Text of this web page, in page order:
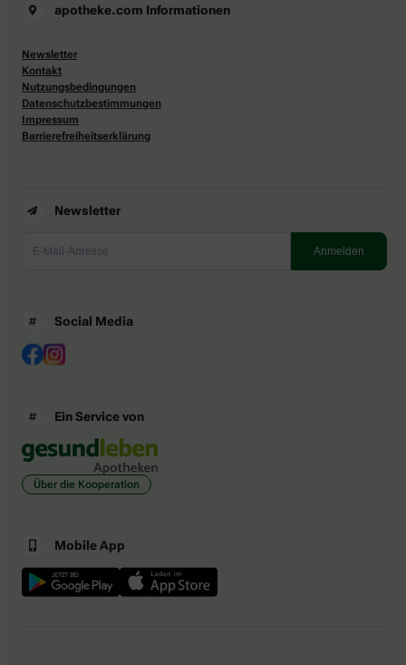
apotheke.com Informationen
Newsletter
Kontakt
Nutzungsbedingungen
Datenschutzbestimmungen
Impressum
Barrierefreiheitserklärung
Newsletter
Social Media
Ein Service von
Über die Kooperation
Mobile App